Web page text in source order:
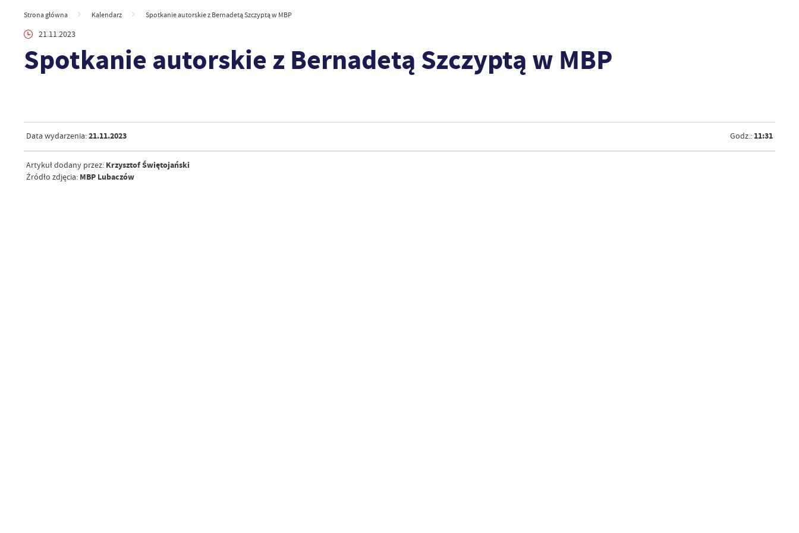
Strona główna Kalendarz Spotkanie autorskie z Bernadetą Szczyptą w MBP
21.11.2023
Spotkanie autorskie z Bernadetą Szczyptą w MBP
Data wydarzenia: 21.11.2023 Godz.: 11:31
Artykuł dodany przez: Krzysztof Świętojański
Źródło zdjęcia: MBP Lubaczów